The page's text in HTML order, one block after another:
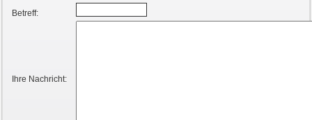
Betreff:
Ihre Nachricht: